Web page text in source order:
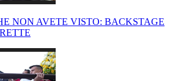
NON AVETE VISTO: BACKSTAGE